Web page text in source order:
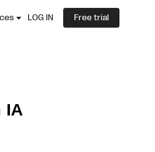
LOG IN Free trial
IA